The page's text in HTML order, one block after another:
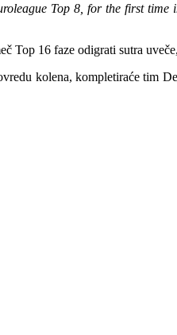
Top 8, for the first
16 faze odigrati sutra
kolena, kompletiraće tim